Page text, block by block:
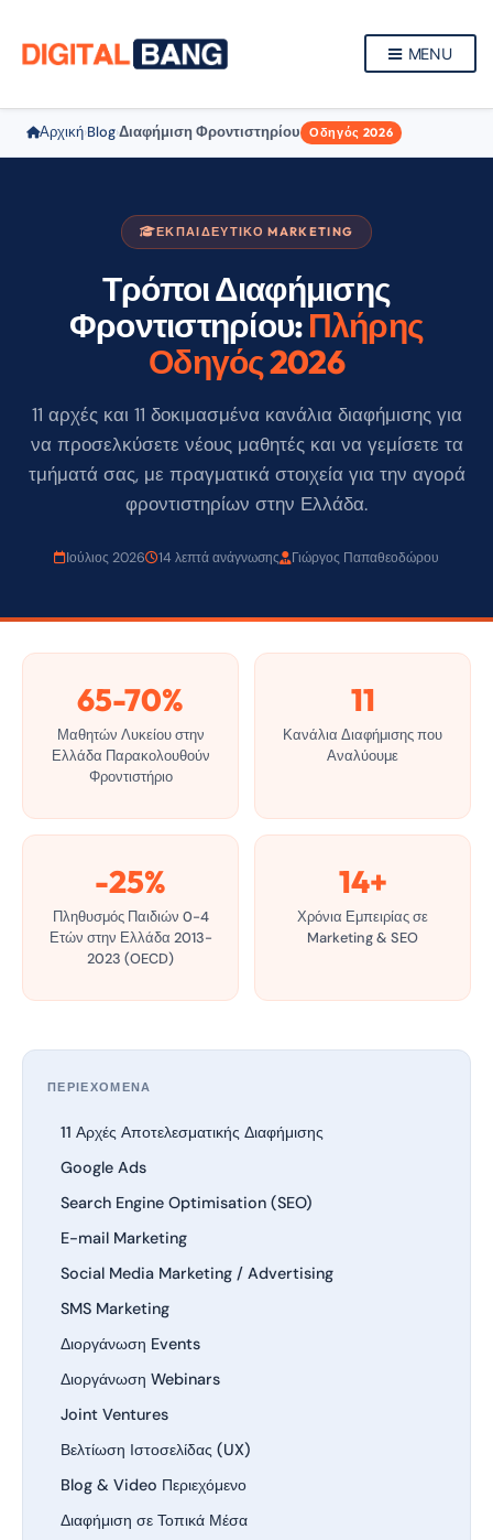
MENU
Αρχική›Blog›Διαφήμιση Φροντιστηρίου Οδηγός 2026
ΕΚΠΑΙΔΕΥΤΙΚΟ MARKETING
Τρόποι Διαφήμισης
Φροντιστηρίου:Πλήρης
Οδηγός 2026
11 αρχές και 11 δοκιμασμένα κανάλια διαφήμισης για
να προσελκύσετε νέους μαθητές και να γεμίσετε τα
τμήματά σας, με πραγματικά στοιχεία για την αγορά
φροντιστηρίων στην Ελλάδα.
Ιούλιος 2026 14 λεπτά ανάγνωσης Γιώργος Παπαθεοδώρου
65-70%
Μαθητών Λυκείου στην
Ελλάδα Παρακολουθούν
Φροντιστήριο
11
Κανάλια Διαφήμισης που
Αναλύουμε
-25%
Πληθυσμός Παιδιών 0-4
Ετών στην Ελλάδα 2013-
2023 (OECD)
14+
Χρόνια Εμπειρίας σε
Marketing & SEO
ΠΕΡΙΕΧΟΜΕΝΑ
11 Αρχές Αποτελεσματικής Διαφήμισης
Google Ads
Search Engine Optimisation (SEO)
E-mail Marketing
Social Media Marketing / Advertising
SMS Marketing
Διοργάνωση Events
Διοργάνωση Webinars
Joint Ventures
Βελτίωση Ιστοσελίδας (UX)
Blog & Video Περιεχόμενο
Διαφήμιση σε Τοπικά Μέσα